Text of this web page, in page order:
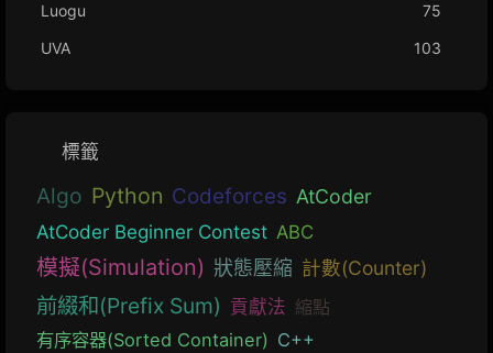
Luogu
75
UVA
103
標籤
Algo Python Codeforces AtCoder
AtCoder Beginner Contest ABC
模擬(Simulation) 狀態壓縮 計數(Counter)
前綴和(Prefix Sum) 貢獻法 縮點
有序容器(Sorted Container) C++